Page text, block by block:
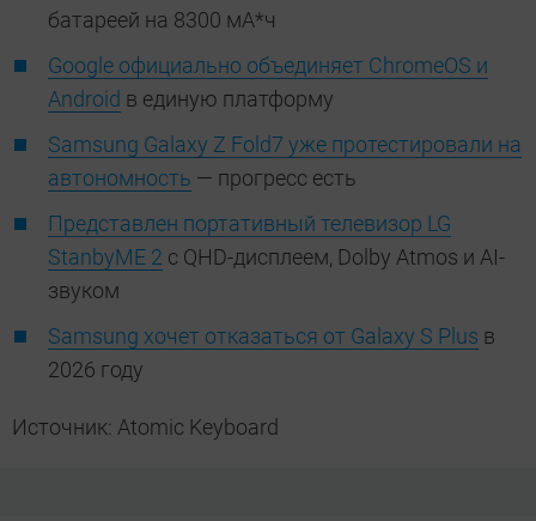
батареей на 8300 мА*ч
Google официально объединяет ChromeOS и
Android в единую платформу
Samsung Galaxy Z Fold7 уже протестировали на
автономность — прогресс есть
Представлен портативный телевизор LG
StanbyME 2 с QHD-дисплеем, Dolby Atmos и AI-
звуком
Samsung хочет отказаться от Galaxy S Plus в
2026 году
Источник: Atomic Keyboard